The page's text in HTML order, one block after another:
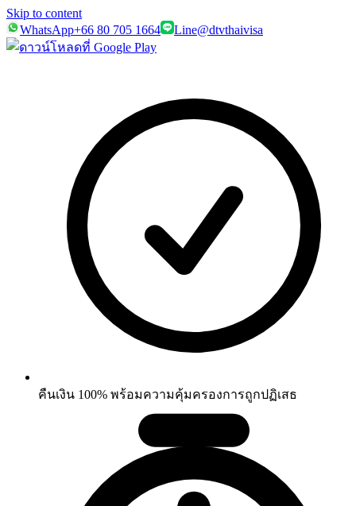
Skip to content
WhatsApp+66 80 705 1664 Line@dtvthaivisa
คืนเงิน 100% พร้อมความคุ้มครองการถูกปฏิเสธ